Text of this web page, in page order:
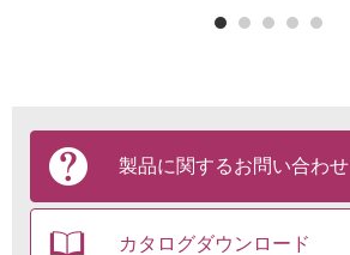
関
製品に関するお問い合わせ
カタログダウンロード